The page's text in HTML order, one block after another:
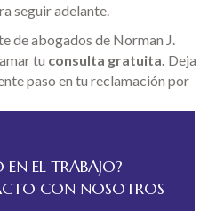
seguir adelante.
de abogados de Norman J.
tu consulta gratuita. Deja
paso en tu reclamación por
EL TRABAJO?
CON NOSOTROS